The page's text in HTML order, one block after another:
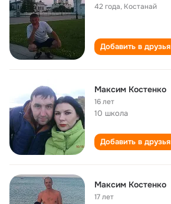
42 года, Костанай
Добавить в друзья
Максим Костенко
16 лет
10 школа
Добавить в друзья
Максим Костенко
17 лет